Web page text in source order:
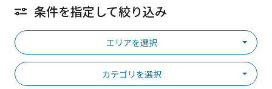
条件を指定して絞り込み
エリアを選択
カテゴリを選択